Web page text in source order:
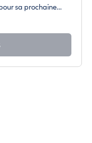
sa prochaine…